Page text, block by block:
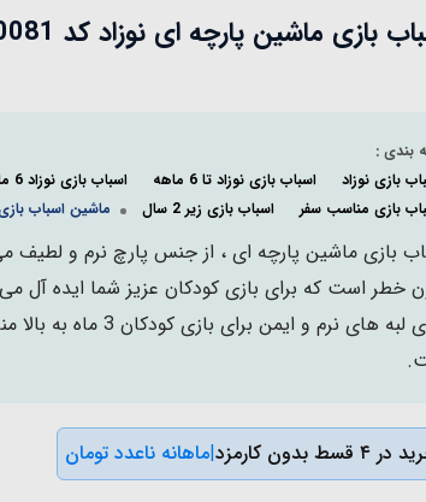
بازی ماشین پارچه ای نوزاد کد 90081
بندی :
بازی نوزاد
اسباب بازی نوزاد تا 6 ماهه
اسباب بازی نوزاد 6 ماهه تا 1 سال
بازی مناسب سفر
اسباب بازی زیر 2 سال ماشین اسباب
بازی ماشین پارچه ای ، از جنس پارچ نرم و لطیف
خطر است که برای بازی کودکان عزیز شما ایده آل
دارای لبه های نرم و
۴ قسط بدون کارمزد |ماهانه ناعدد تومان